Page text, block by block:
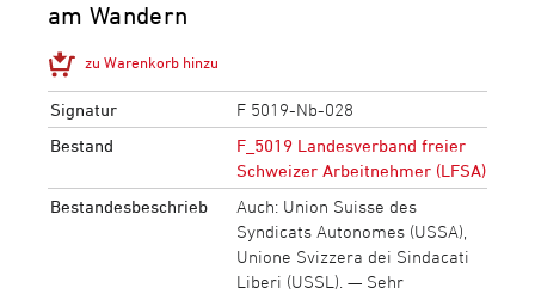
am Wandern
zu Warenkorb hinzu
Signatur
F 5019-Nb-028
Bestand
F_5019 Landesverband freier
Schweizer Arbeitnehmer (LFSA)
Bestandesbeschrieb
Auch: Union Suisse des
Syndicats Autonomes (USSA),
Unione Svizzera dei Sindacati
Liberi (USSL). — Sehr